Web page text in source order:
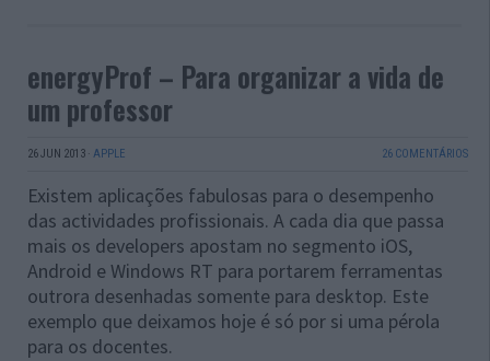
energyProf – Para organizar a vida de
um professor
26 JUN 2013 · APPLE 26 COMENTÁRIOS
Existem aplicações fabulosas para o desempenho
das actividades profissionais. A cada dia que passa
mais os developers apostam no segmento iOS,
Android e Windows RT para portarem ferramentas
outrora desenhadas somente para desktop. Este
exemplo que deixamos hoje é só por si uma pérola
para os docentes.